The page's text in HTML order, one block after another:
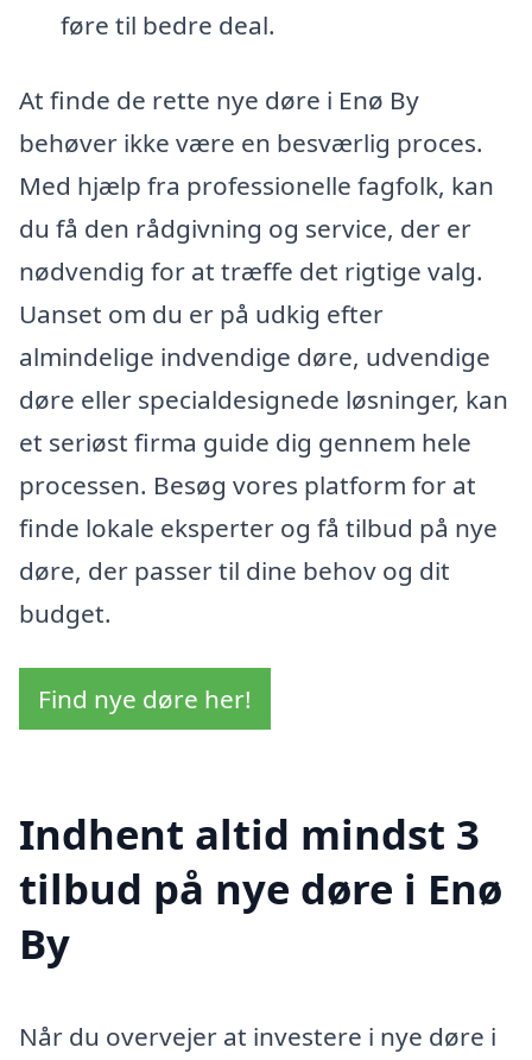
føre til bedre deal.
At finde de rette nye døre i Enø By
behøver ikke være en besværlig proces.
Med hjælp fra professionelle fagfolk, kan
du få den rådgivning og service, der er
nødvendig for at træffe det rigtige valg.
Uanset om du er på udkig efter
almindelige indvendige døre, udvendige
døre eller specialdesignede løsninger, kan
et seriøst firma guide dig gennem hele
processen. Besøg vores platform for at
finde lokale eksperter og få tilbud på nye
døre, der passer til dine behov og dit
budget.
Find nye døre her!
Indhent altid mindst 3
tilbud på nye døre i Enø
By
Når du overvejer at investere i nye døre i